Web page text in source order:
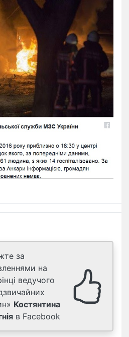
за
на
ведучого
Костянтина
в Facebook